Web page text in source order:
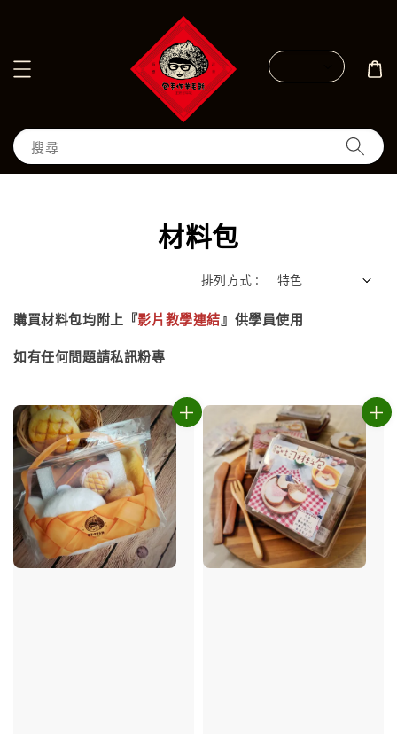
搜尋
材料包
排列方式 :
購買材料包均附上 『影片教學連結』供學員使用
如有任何問題請私訊粉專